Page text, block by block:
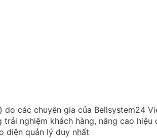
các chuyên gia của Bellsystem24
nghiệm khách hàng, nâng cao
diện quản lý duy nhất